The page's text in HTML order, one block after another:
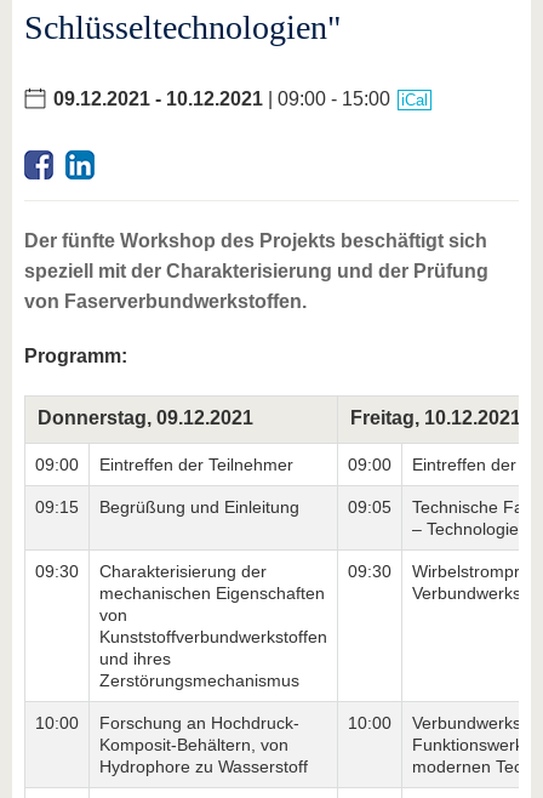
Schlüsseltechnologien"
09.12.2021 - 10.12.2021 | 09:00 - 15:00 iCal
Der fünfte Workshop des Projekts beschäftigt sich
speziell mit der Charakterisierung und der Prüfung
von Faserverbundwerkstoffen.
Programm:
Donnerstag, 09.12.2021 Freitag, 10.12.2021
09:00 Eintreffen der Teilnehmer 09:00 Eintreffen der
09:15 Begrüßung und Einleitung 09:05
Technische
–
09:30
Charakterisierung der
mechanischen Eigenschaften
von
Kunststoffverbundwerkstoffen
und ihres
Zerstörungsmechanismus
09:30
10:00
Forschung an Hochdruck-
Komposit-Behältern, von
Hydrophore zu Wasserstoff
10:00
modernen